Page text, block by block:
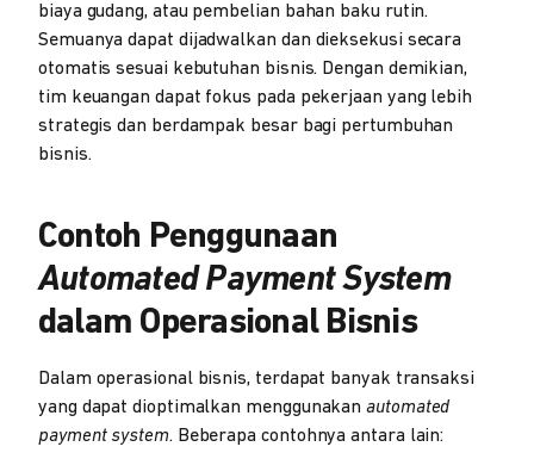
biaya gudang, atau pembelian bahan baku rutin.
Semuanya dapat dijadwalkan dan dieksekusi secara
otomatis sesuai kebutuhan bisnis. Dengan demikian,
tim keuangan dapat fokus pada pekerjaan yang lebih
strategis dan berdampak besar bagi pertumbuhan
bisnis.
Contoh Penggunaan
Automated Payment System
dalam Operasional Bisnis
Dalam operasional bisnis, terdapat banyak transaksi
yang dapat dioptimalkan menggunakanautomated
payment system. Beberapa contohnya antara lain: